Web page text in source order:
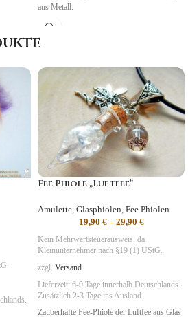
aus Metall.
Symbolik
NatUrGeister
Fee Phiole „Luftfee“
Amulette, Glasphiolen, Fee Phiolen
19,90 €– 29,90 €
Kein Mehrwertsteuerausweis, da
Kleinunternehmer nach §19 (1) UStG.
zzgl. Versand
Lieferzeit: 6-9 Tage innerhalb Deutschlands.
Zusätzlich 2-3 Tage ins Ausland.
Zauberhafte Fee-Phiole der Luftfee aus Glas